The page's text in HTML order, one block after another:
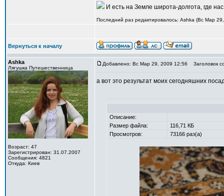
И есть на Земле широта-долгота, где
Последний раз редактировалось: Ashka (Вс Мар
Вернуться к началу
Ashka
Лягушка Путешественница
Возраст: 47
Зарегистрирован: 31.07.2007
Сообщения: 4821
Откуда: Киев
Добавлено: Вс Мар 29, 2009 12:56 Заголовок
а вот это результат моих сегодняшних
Описание:
Размер файла:
116,71 КБ
Просмотров:
73166 раз(а)